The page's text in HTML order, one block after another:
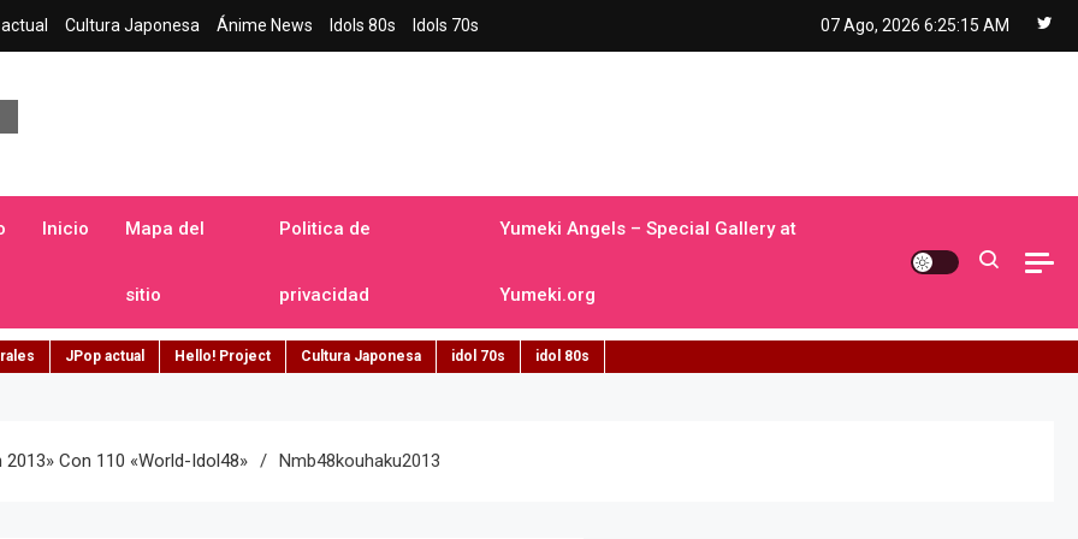
Cultura Japonesa Ánime News Idols 80s Idols 70s 07 Ago, 2026 6:25:16 AM
Inicio Mapa del
sitio
Politica de
privacidad
Yumeki Angels – Special Gallery at
Yumeki.org
JPop actual Hello! Project Cultura Japonesa idol 70s idol 80s
Con 110 «World-Idol48» Nmb48kouhaku2013